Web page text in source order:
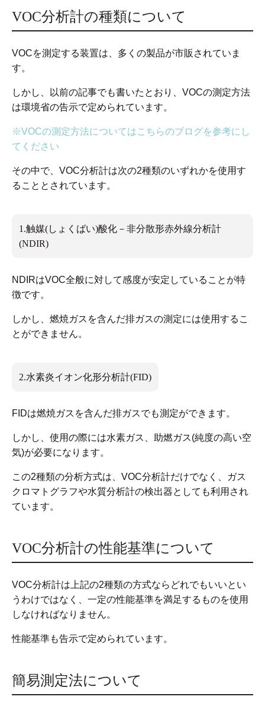
VOC分析計の種類について
VOCを測定する装置は、多くの製品が市販されていま
す。
しかし、以前の記事でも書いたとおり、VOCの測定方法
は環境省の告示で定められています。
※VOCの測定方法についてはこちらのブログを参考にし
てください
その中で、VOC分析計は次の2種類のいずれかを使用す
ることとされています。
1.触媒(しょくばい)酸化－非分散形赤外線分析計
(NDIR)
NDIRはVOC全般に対して感度が安定していることが特
徴です。
しかし、燃焼ガスを含んだ排ガスの測定には使用するこ
とができません。
2.水素炎イオン化形分析計(FID)
FIDは燃焼ガスを含んだ排ガスでも測定ができます。
しかし、使用の際には水素ガス、助燃ガス(純度の高い空
気)が必要になります。
この2種類の分析方式は、VOC分析計だけでなく、ガス
クロマトグラフや水質分析計の検出器としても利用され
ています。
VOC分析計の性能基準について
VOC分析計は上記の2種類の方式ならどれでもいいとい
うわけではなく、一定の性能基準を満足するものを使用
しなければなりません。
性能基準も告示で定められています。
簡易測定法について